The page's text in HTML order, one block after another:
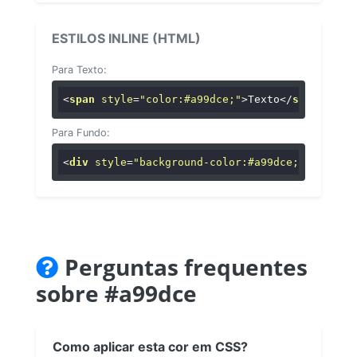
ESTILOS INLINE (HTML)
Para Texto:
<span style="color:#a99dce;">Texto</span
Para Fundo:
<div style="background-color:#a99dce;"
Perguntas frequentes
sobre #a99dce
Como aplicar esta cor em CSS?